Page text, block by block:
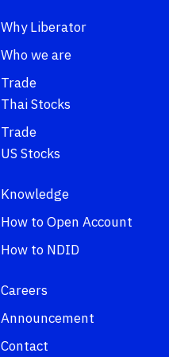
Why Liberator
Who we are
Trade
Thai Stocks
Trade
US Stocks
Knowledge
How to Open Account
How to NDID
Careers
Announcement
Contact